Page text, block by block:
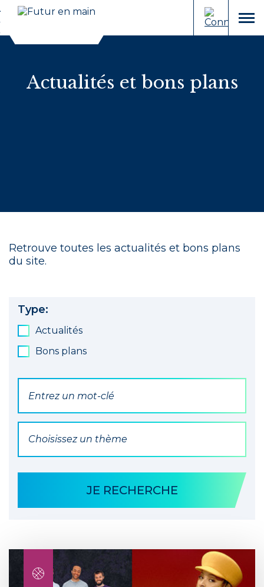
Aller
au
contenu
Aller
à
la
recherche
Actualités et bons plans
Retrouve toutes les actualités et bons plans
du site.
Type:
Actualités
Bons plans
Cookies et traceurs utilisés sur ce site.